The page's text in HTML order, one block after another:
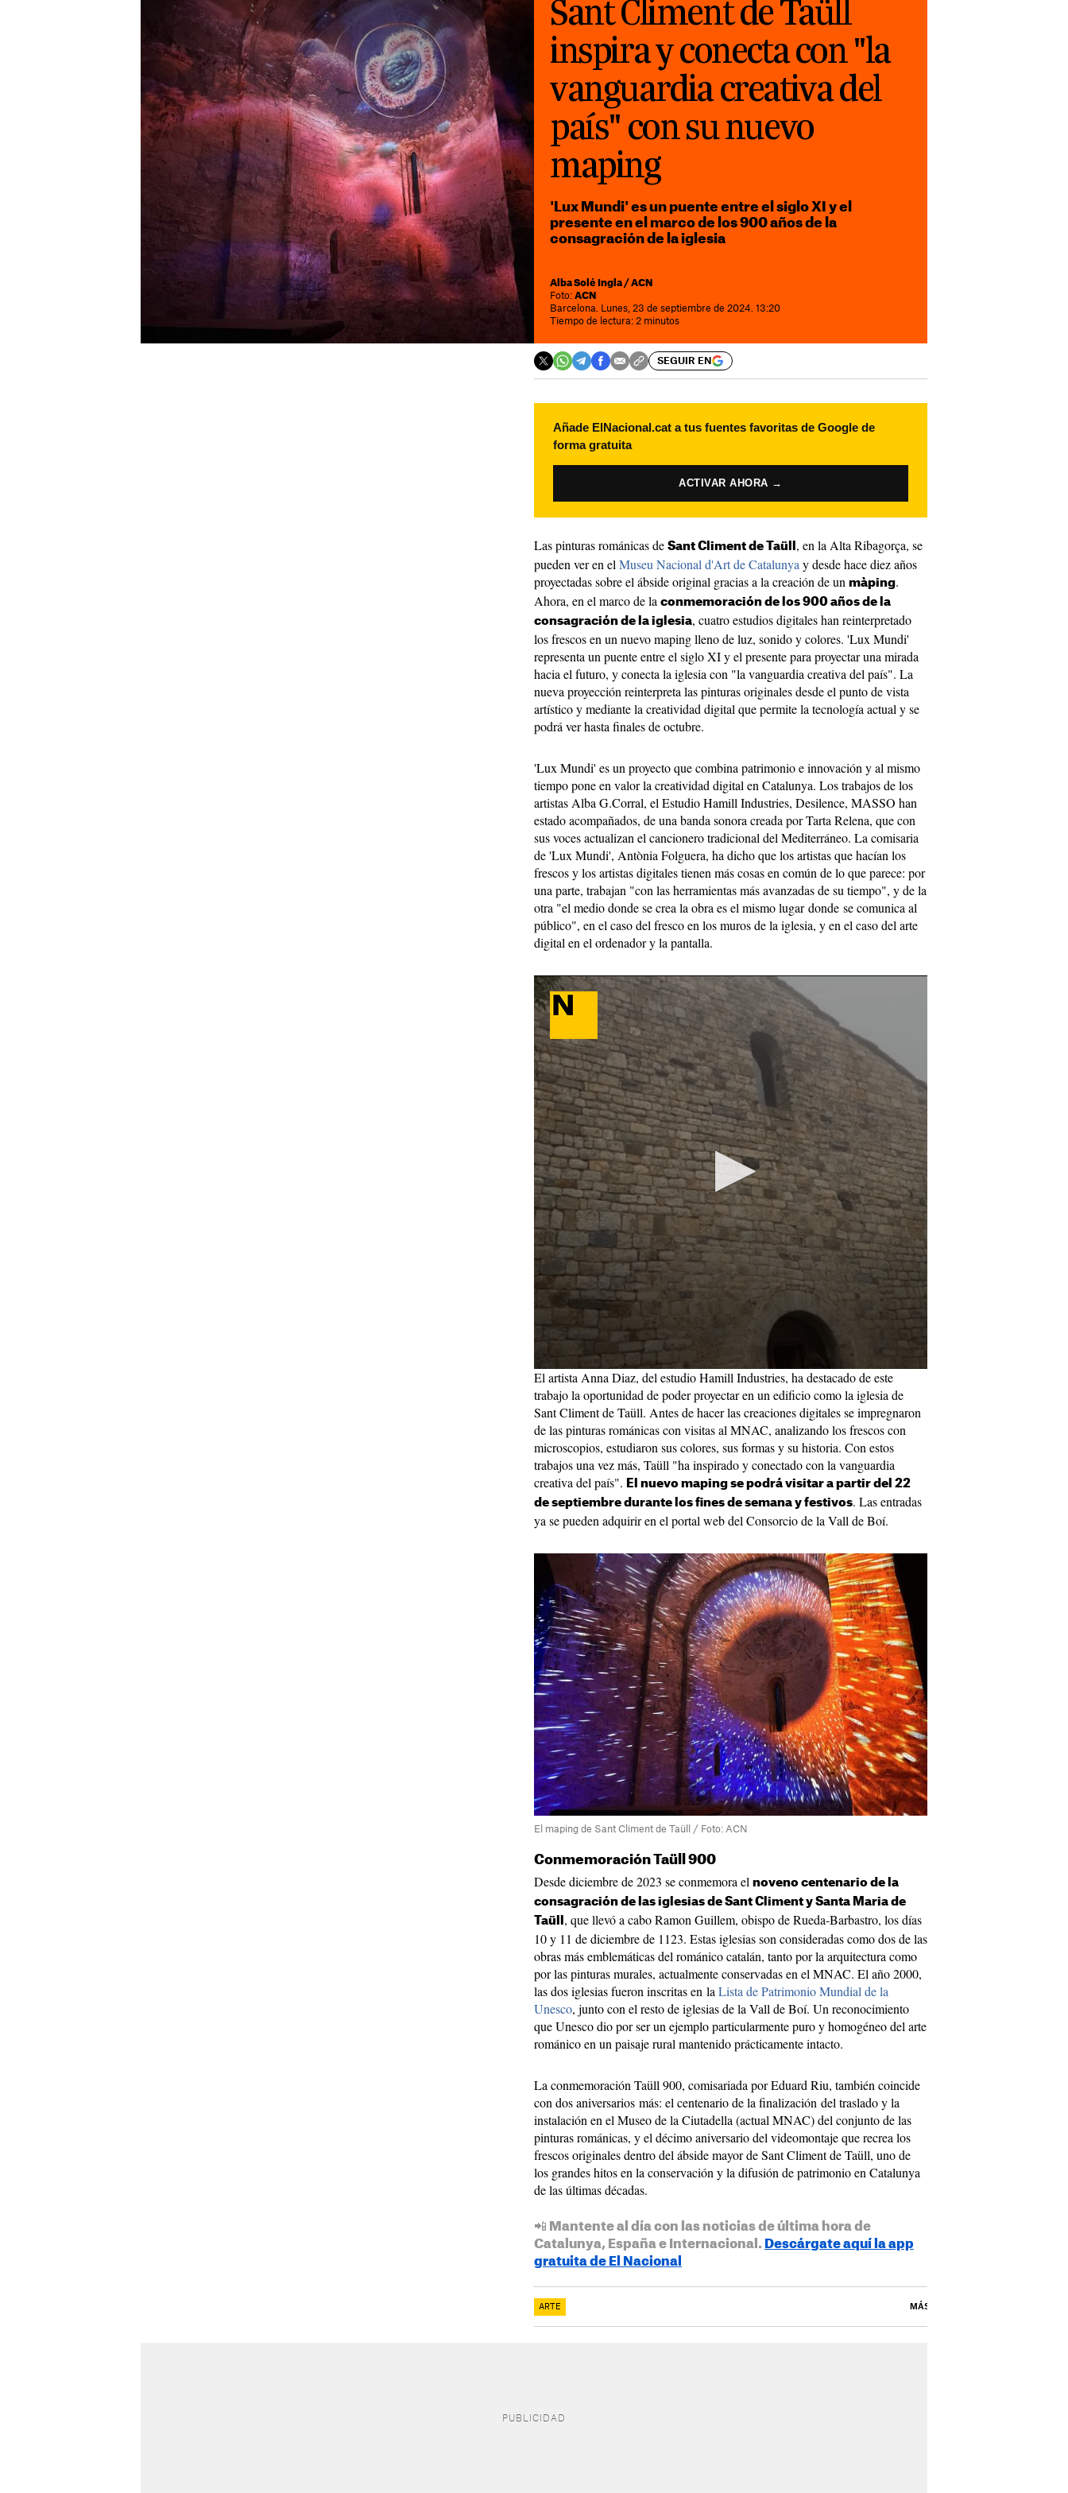
Sant Climent de Taüll
inspira y conecta con "la
vanguardia creativa del
país" con su nuevo
maping
'Lux Mundi' es un puente entre el siglo XI y el
presente en el marco de los 900 años de la
consagración de la iglesia
Alba Solé Ingla / ACN
Foto: ACN
Barcelona. Lunes, 23 de septiembre de 2024. 13:20
Tiempo de lectura: 2 minutos
SEGUIR EN
Añade ElNacional.cat a tus fuentes favoritas de Google de
forma gratuita
ACTIVAR AHORA →
Las pinturas románicas de Sant Climent de Taüll , en la Alta Ribagorça, se
pueden ver en el Museu Nacional d'Art de Catalunya y desde hace diez años
proyectadas sobre el ábside original gracias a la creación de un màping.
Ahora, en el marco de la conmemoración de los 900 años de la
consagración de la iglesia, cuatro estudios digitales han reinterpretado
los frescos en un nuevo maping lleno de luz, sonido y colores. 'Lux Mundi'
representa un puente entre el siglo XI y el presente para proyectar una mirada
hacia el futuro, y conecta la iglesia con "la vanguardia creativa del país". La
nueva proyección reinterpreta las pinturas originales desde el punto de vista
artístico y mediante la creatividad digital que permite la tecnología actual y se
podrá ver hasta finales de octubre.
'Lux Mundi' es un proyecto que combina patrimonio e innovación y al mismo
tiempo pone en valor la creatividad digital en Catalunya. Los trabajos de los
artistas Alba G.Corral, el Estudio Hamill Industries, Desilence, MASSO han
estado acompañados, de una banda sonora creada por Tarta Relena, que con
sus voces actualizan el cancionero tradicional del Mediterráneo. La comisaria
de 'Lux Mundi', Antònia Folguera, ha dicho que los artistas que hacían los
frescos y los artistas digitales tienen más cosas en común de lo que parece: por
una parte, trabajan "con las herramientas más avanzadas de su tiempo", y de la
otra "el medio donde se crea la obra es el mismo lugar donde se comunica al
público", en el caso del fresco en los muros de la iglesia, y en el caso del arte
digital en el ordenador y la pantalla.
El artista Anna Diaz, del estudio Hamill Industries, ha destacado de este
trabajo la oportunidad de poder proyectar en un edificio como la iglesia de
Sant Climent de Taüll. Antes de hacer las creaciones digitales se impregnaron
de las pinturas románicas con visitas al MNAC, analizando los frescos con
microscopios, estudiaron sus colores, sus formas y su historia. Con estos
trabajos una vez más, Taüll "ha inspirado y conectado con la vanguardia
creativa del país". El nuevo maping se podrá visitar a partir del 22
de septiembre durante los fines de semana y festivos. Las entradas
ya se pueden adquirir en el portal web del Consorcio de la Vall de Boí.
El maping de Sant Climent de Taüll / Foto: ACN
Conmemoración Taüll 900
Desde diciembre de 2023 se conmemora el noveno centenario de la
consagración de las iglesias de Sant Climent y Santa Maria de
Taüll , que llevó a cabo Ramon Guillem, obispo de Rueda-Barbastro, los días
10 y 11 de diciembre de 1123. Estas iglesias son consideradas como dos de las
obras más emblemáticas del románico catalán, tanto por la arquitectura como
por las pinturas murales, actualmente conservadas en el MNAC. El año 2000,
las dos iglesias fueron inscritas en la Lista de Patrimonio Mundial de la
Unesco, junto con el resto de iglesias de la Vall de Boí. Un reconocimiento
que Unesco dio por ser un ejemplo particularmente puro y homogéneo del arte
románico en un paisaje rural mantenido prácticamente intacto.
La conmemoración Taüll 900, comisariada por Eduard Riu, también coincide
con dos aniversarios más: el centenario de la finalización del traslado y la
instalación en el Museo de la Ciutadella (actual MNAC) del conjunto de las
pinturas románicas, y el décimo aniversario del videomontaje que recrea los
frescos originales dentro del ábside mayor de Sant Climent de Taüll, uno de
los grandes hitos en la conservación y la difusión de patrimonio en Catalunya
de las últimas décadas.
📲 Mantente al día con las noticias de última hora de
Catalunya, España e Internacional. Descárgate aquí la app
gratuita de El Nacional
ARTE MÁS